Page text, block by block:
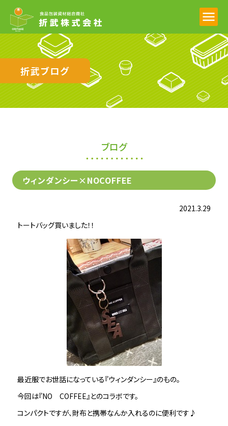
折武ブログ
ブログ
ウィンダンシー×NOCOFFEE
2021.3.29
トートバッグ買いました！！
最近服でお世話になっている『ウィンダンシー』のもの。
今回は『NO COFFEE』とのコラボです。
コンパクトですが、財布と携帯なんか入れるのに便利です♪